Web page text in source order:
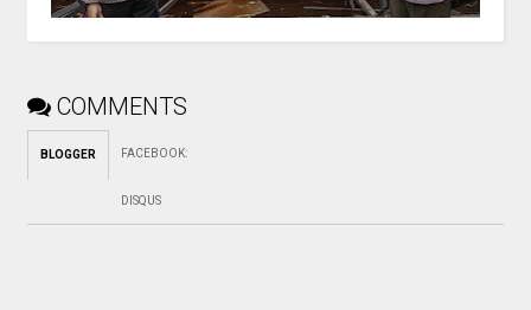
COMMENTS
BLOGGER FACEBOOK:
DISQUS